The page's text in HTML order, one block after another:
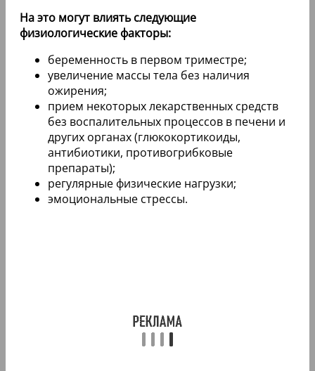
На это могут влиять следующие
физиологические факторы:
беременность в первом триместре;
увеличение массы тела без наличия
ожирения;
прием некоторых лекарственных средств
без воспалительных процессов в печени и
других органах (глюкокортикоиды,
антибиотики, противогрибковые
препараты);
регулярные физические нагрузки;
эмоциональные стрессы.